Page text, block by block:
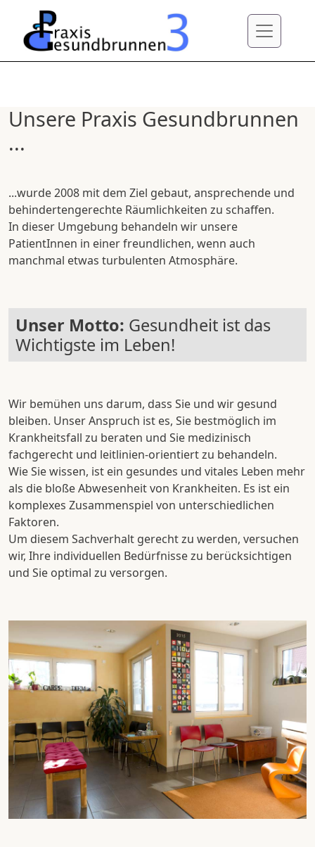
Direkt zum Inhalt
Unsere Praxis Gesundbrunnen
...
...wurde 2008 mit dem Ziel gebaut, ansprechende und
behindertengerechte Räumlichkeiten zu schaffen.
In dieser Umgebung behandeln wir unsere
PatientInnen in einer freundlichen, wenn auch
manchmal etwas turbulenten Atmosphäre.
Unser Motto: Gesundheit ist das
Wichtigste im Leben!
Wir bemühen uns darum, dass Sie und wir gesund
bleiben. Unser Anspruch ist es, Sie bestmöglich im
Krankheitsfall zu beraten und Sie medizinisch
fachgerecht und leitlinien-orientiert zu behandeln.
Wie Sie wissen, ist ein gesundes und vitales Leben mehr
als die bloße Abwesenheit von Krankheiten. Es ist ein
komplexes Zusammenspiel von unterschiedlichen
Faktoren.
Um diesem Sachverhalt gerecht zu werden, versuchen
wir, Ihre individuellen Bedürfnisse zu berücksichtigen
und Sie optimal zu versorgen.